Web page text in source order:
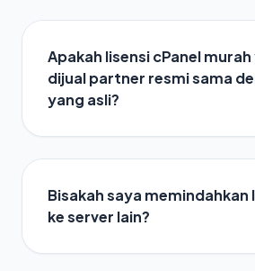
Apakah lisensi cPanel
dijual partner resmi sama
yang asli?
Bisakah saya memindahkan
ke server lain?